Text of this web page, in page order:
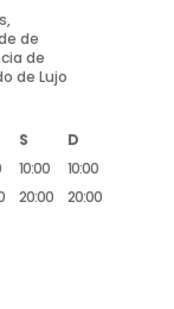
de
de
de Lujo
S
D
10:00
20:00
10:00
20:00